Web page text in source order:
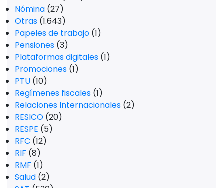
Nómina (27)
Otras (1.643)
Papeles de trabajo (1)
Pensiones (3)
Plataformas digitales (1)
Promociones (1)
PTU (10)
Regímenes fiscales (1)
Relaciones Internacionales (2)
RESICO (20)
RESPE (5)
RFC (12)
RIF (8)
RMF (1)
Salud (2)